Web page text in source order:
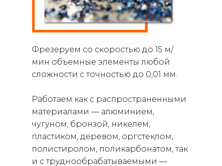
Фрезеруем со скоростью до 15 м/
мин объемные элементы любой
сложности с точностью до 0,01 мм.
Работаем как с распространенными
материалами — алюминием,
чугуном, бронзой, никелем,
пластиком, деревом, оргстеклом,
полистиролом, поликарбонатом, так
и с труднообрабатываемыми —